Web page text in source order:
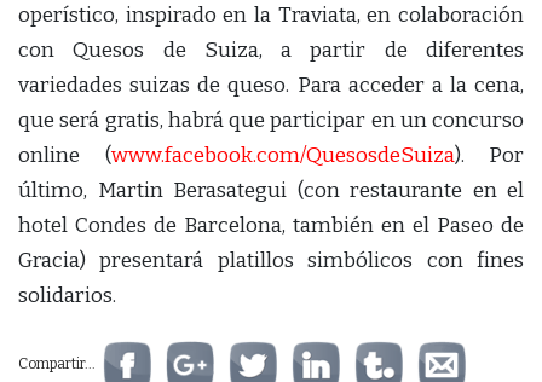
operístico, inspirado en la Traviata, en colaboración
con Quesos de Suiza, a partir de diferentes
variedades suizas de queso. Para acceder a la cena,
que será gratis, habrá que participar en un concurso
online (www.facebook.com/QuesosdeSuiza). Por
último, Martin Berasategui (con restaurante en el
hotel Condes de Barcelona, también en el Paseo de
Gracia) presentará platillos simbólicos con fines
solidarios.
Compartir...